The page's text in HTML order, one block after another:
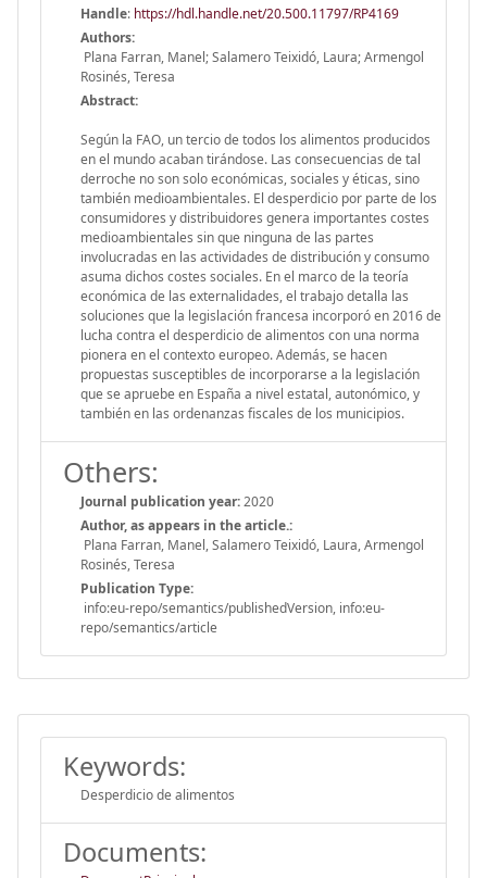
Handle: https://hdl.handle.net/20.500.11797/RP4169
Authors:
Plana Farran, Manel; Salamero Teixidó, Laura; Armengol
Rosinés, Teresa
Abstract:
Según la FAO, un tercio de todos los alimentos producidos
en el mundo acaban tirándose. Las consecuencias de tal
derroche no son solo económicas, sociales y éticas, sino
también medioambientales. El desperdicio por parte de los
consumidores y distribuidores genera importantes costes
medioambientales sin que ninguna de las partes
involucradas en las actividades de distribución y consumo
asuma dichos costes sociales. En el marco de la teoría
económica de las externalidades, el trabajo detalla las
soluciones que la legislación francesa incorporó en 2016 de
lucha contra el desperdicio de alimentos con una norma
pionera en el contexto europeo. Además, se hacen
propuestas susceptibles de incorporarse a la legislación
que se apruebe en España a nivel estatal, autonómico, y
también en las ordenanzas fiscales de los municipios.
Others:
Journal publication year:2020
Author, as appears in the article.:
Plana Farran, Manel, Salamero Teixidó, Laura, Armengol
Rosinés, Teresa
Publication Type:
info:eu-repo/semantics/publishedVersion, info:eu-
repo/semantics/article
Keywords:
Desperdicio de alimentos
Documents: